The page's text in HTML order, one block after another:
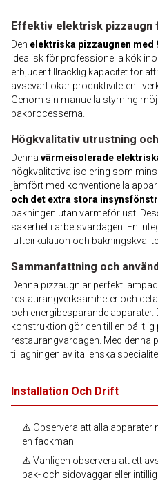
Effektiv elektrisk pizzaugn
Den elektriska pizzaugnen med
idealisk för professionella kök
erbjuder tillräcklig kapacitet för
avsevärt ökar produktiviteten i
Genom sin manuella styrning
bakprocesserna.
Högkvalitativ utrustning
Denna värmeisolerade
högkvalitativa isolering som
jämfört med konventionella
och det extra stora
bakningen utan värmeförlust.
säkerhet i arbetsvardagen. En
luftcirkulation och
Sammanfattning och
Denna pizzaugn är perfekt
restaurangverksamheter och
och energibesparande apparater.
konstruktion gör den till en pålitlig
restaurangvardagen. Med denna
tillagningen av italienska
Installation Och Drift
⚠️ Observera att alla apparater
en fackman
⚠️ Vänligen observera att ett
bak- och sidoväggar eller